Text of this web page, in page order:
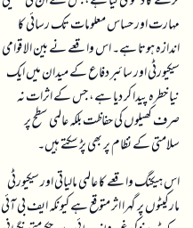
مہارت اور حساس معلومات تک رسائی کا
اندازہ ہوتا ہے۔ اس واقعے نے بین الاقوامی
سیکیورٹی اور سائبر دفاع کے میدان میں ایک
نیا خطرہ پیدا کر دیا ہے، جس کے اثرات نہ
صرف کھیلوں کی حفاظت بلکہ عالمی سطح پر
سلامتی کے نظام پر بھی پڑ سکتے ہیں۔
اس ہیکنگ واقعے کا عالمی مالیاتی اور سیکیورٹی
مارکیٹوں پر گہرا اثر متوقع ہے کیونکہ ایف بی آئی